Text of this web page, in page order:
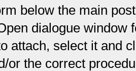
below the main
dialogue window
attach, select it and
or the correct